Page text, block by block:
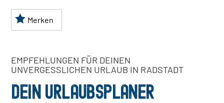
Merken
EMPFEHLUNGEN FÜR DEINEN
UNVERGESSLICHEN URLAUB IN RADSTADT
DEIN URLAUBSPLANER